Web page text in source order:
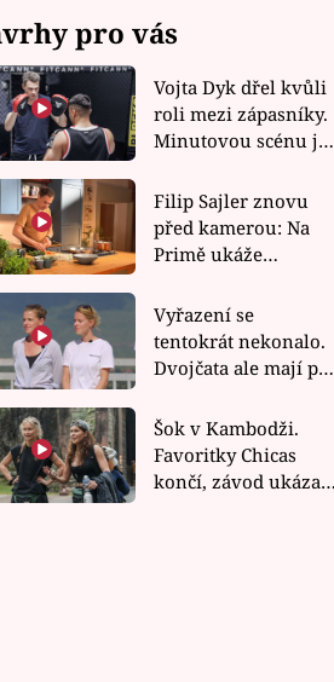
pro vás
Vojta Dyk dřel kvůli
roli mezi zápasníky.
Minutovou scénu jel
Filip Sajler znovu
před kamerou: Na
Primě ukáže
rychlé recepty
Vyřazení se
tentokrát nekonalo.
Dvojčata ale mají po
závodu nůž na krku
Šok v Kambodži.
Favoritky Chicas
končí, závod ukázal